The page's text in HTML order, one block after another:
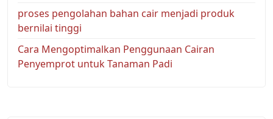
proses pengolahan bahan cair menjadi produk
bernilai tinggi
Cara Mengoptimalkan Penggunaan Cairan
Penyemprot untuk Tanaman Padi